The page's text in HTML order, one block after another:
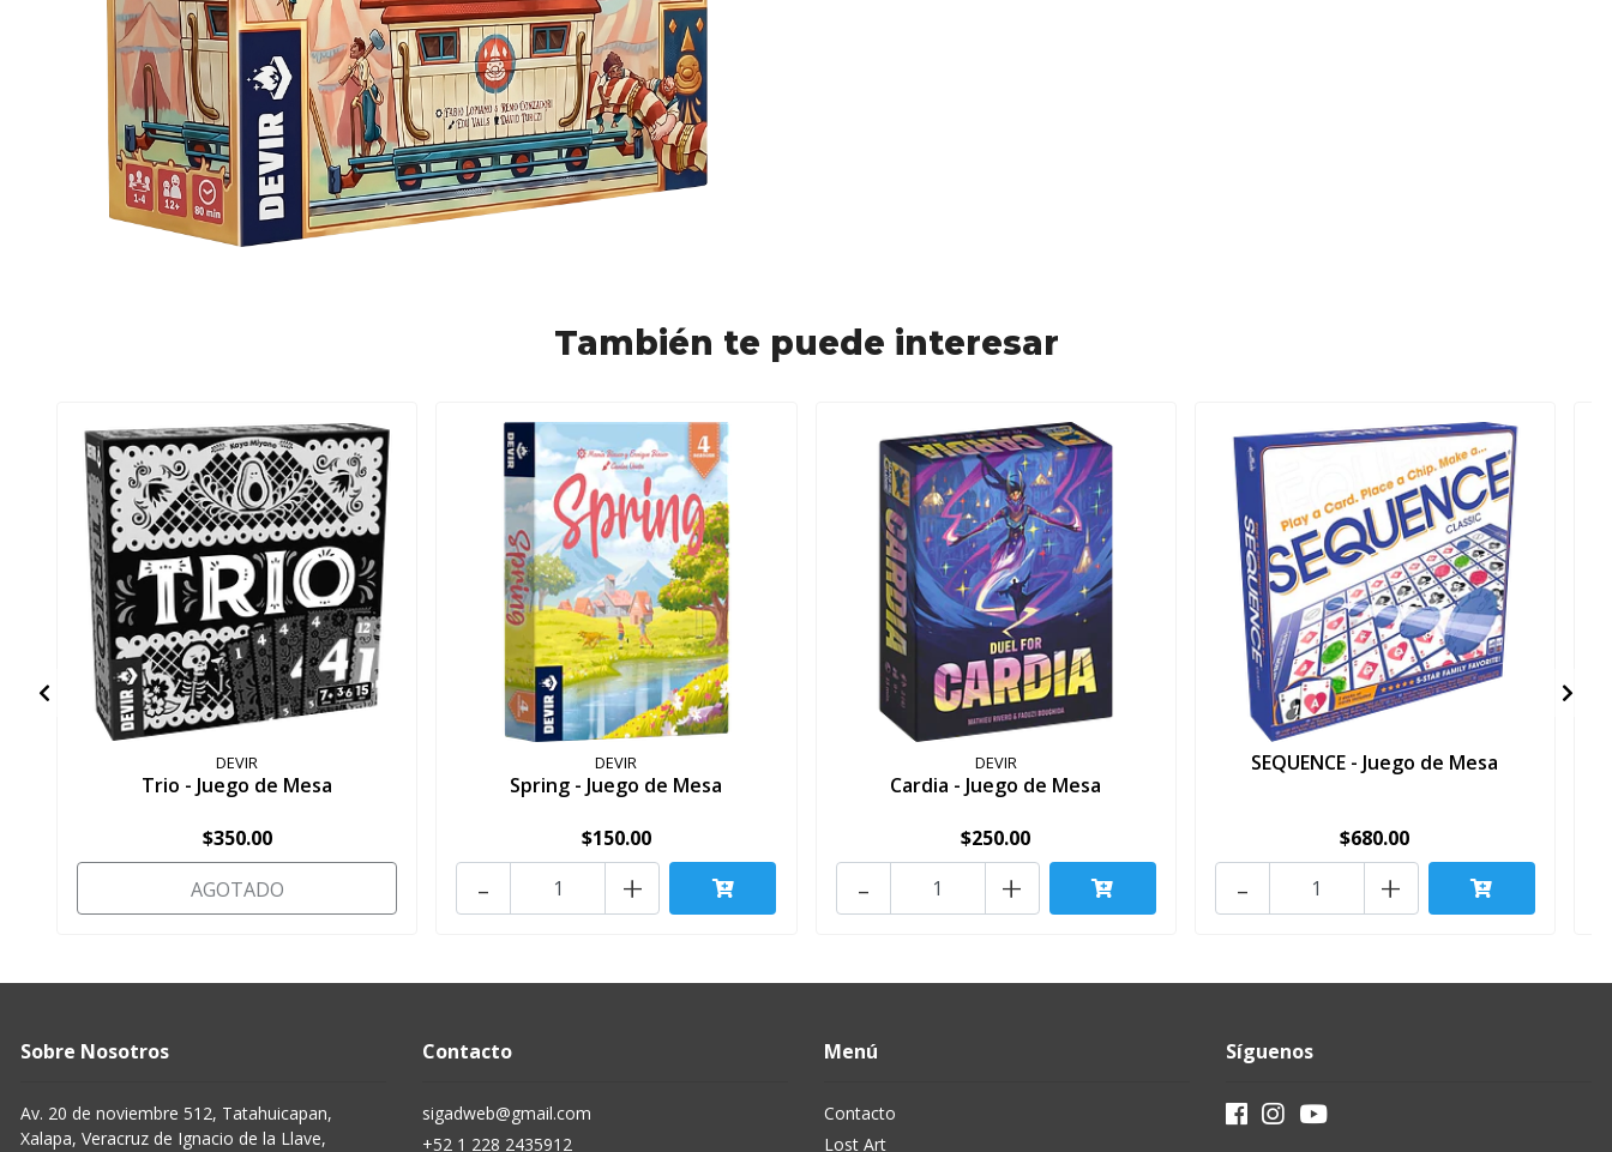
También te puede interesar
DEVIR
Trio - Juego de Mesa
$350.00
AGOTADO
DEVIR
Spring - Juego de Mesa
$150.00
+
-
DEVIR
Cardia - Juego de Mesa
$250.00
+
-
SEQUENCE - Juego de Mesa
$680.00
+
-
Sobre Nosotros
Av. 20 de noviembre 512, Tatahuicapan,
Xalapa, Veracruz de Ignacio de la Llave,
Contacto
sigadweb@gmail.com
+52 1 228 2435912
Menú
Contacto
Lost Art
Síguenos